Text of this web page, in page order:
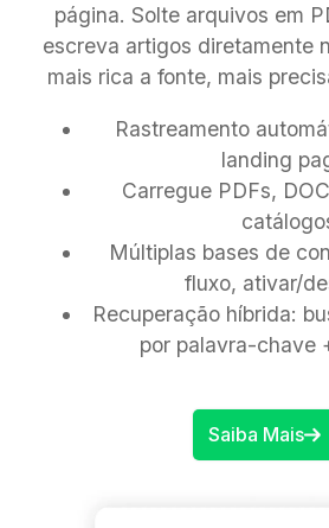
página. Solte arquivos em
escreva artigos diretamente
mais rica a fonte, mais
Rastreamento
landing
Carregue PDFs,
Múltiplas bases de
fluxo, ativar/
Recuperação híbrida:
por palavra-chave
Saiba Mais